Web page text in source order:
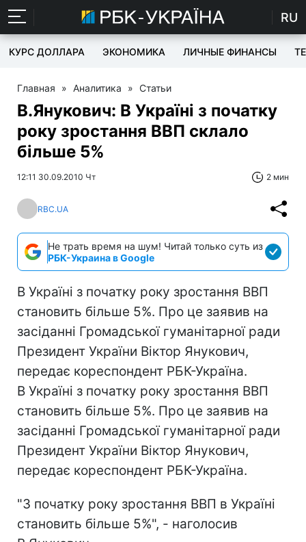
RU
КУРС ДОЛЛАРА ЭКОНОМИКА ЛИЧНЫЕ ФИНАНСЫ
Главная » Аналитика » Статьи
В.Янукович: В Україні з початку
року зростання ВВП склало
більше 5%
12:11 30.09.2010 Чт 2 мин
RBC.UA
Не трать время на шум! Читай только суть из
РБК-Украина в Google
В Україні з початку року зростання ВВП
становить більше 5%. Про це заявив на
засіданні Громадської гуманітарної ради
Президент України Віктор Янукович,
передає кореспондент РБК-Україна.
В Україні з початку року зростання ВВП
становить більше 5%. Про це заявив на
засіданні Громадської гуманітарної ради
Президент України Віктор Янукович,
передає кореспондент РБК-Україна.
"З початку року зростання ВВП в Україні
становить більше 5%", - наголосив